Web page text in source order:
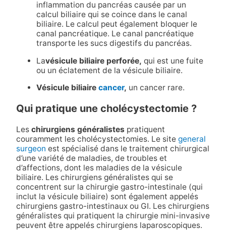
inflammation du pancréas causée par un
calcul biliaire qui se coince dans le canal
biliaire. Le calcul peut également bloquer le
canal pancréatique. Le canal pancréatique
transporte les sucs digestifs du pancréas.
Lavésicule biliaire perforée, qui est une fuite
ou un éclatement de la vésicule biliaire.
Vésicule biliaire cancer, un cancer rare.
Qui pratique une cholécystectomie ?
Les chirurgiens généralistes pratiquent
couramment les cholécystectomies. Le site general
surgeon est spécialisé dans le traitement chirurgical
d’une variété de maladies, de troubles et
d’affections, dont les maladies de la vésicule
biliaire. Les chirurgiens généralistes qui se
concentrent sur la chirurgie gastro-intestinale (qui
inclut la vésicule biliaire) sont également appelés
chirurgiens gastro-intestinaux ou GI. Les chirurgiens
généralistes qui pratiquent la chirurgie mini-invasive
peuvent être appelés chirurgiens laparoscopiques.